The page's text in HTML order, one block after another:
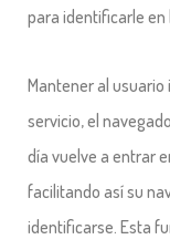
para identificarle en
Mantener al
servicio, el
día vuelve a entrar
facilitando así su
identificarse. Esta